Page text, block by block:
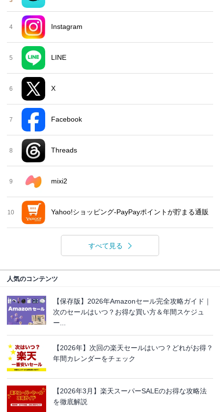
4 Instagram
5 LINE
6 X
7 Facebook
8 Threads
9 mixi2
10 Yahoo!ショッピング-PayPayポイントが貯まる通販
すべて見る
人気のコンテンツ
【保存版】2026年Amazonセール完全攻略ガイド｜
次のセールはいつ？お得な買い方＆年間スケジュ
ー...
【2026年】次回の楽天セールはいつ？どれがお得？
年間カレンダーをチェック
【2026年3月】楽天スーパーSALEのお得な攻略法
を徹底解説